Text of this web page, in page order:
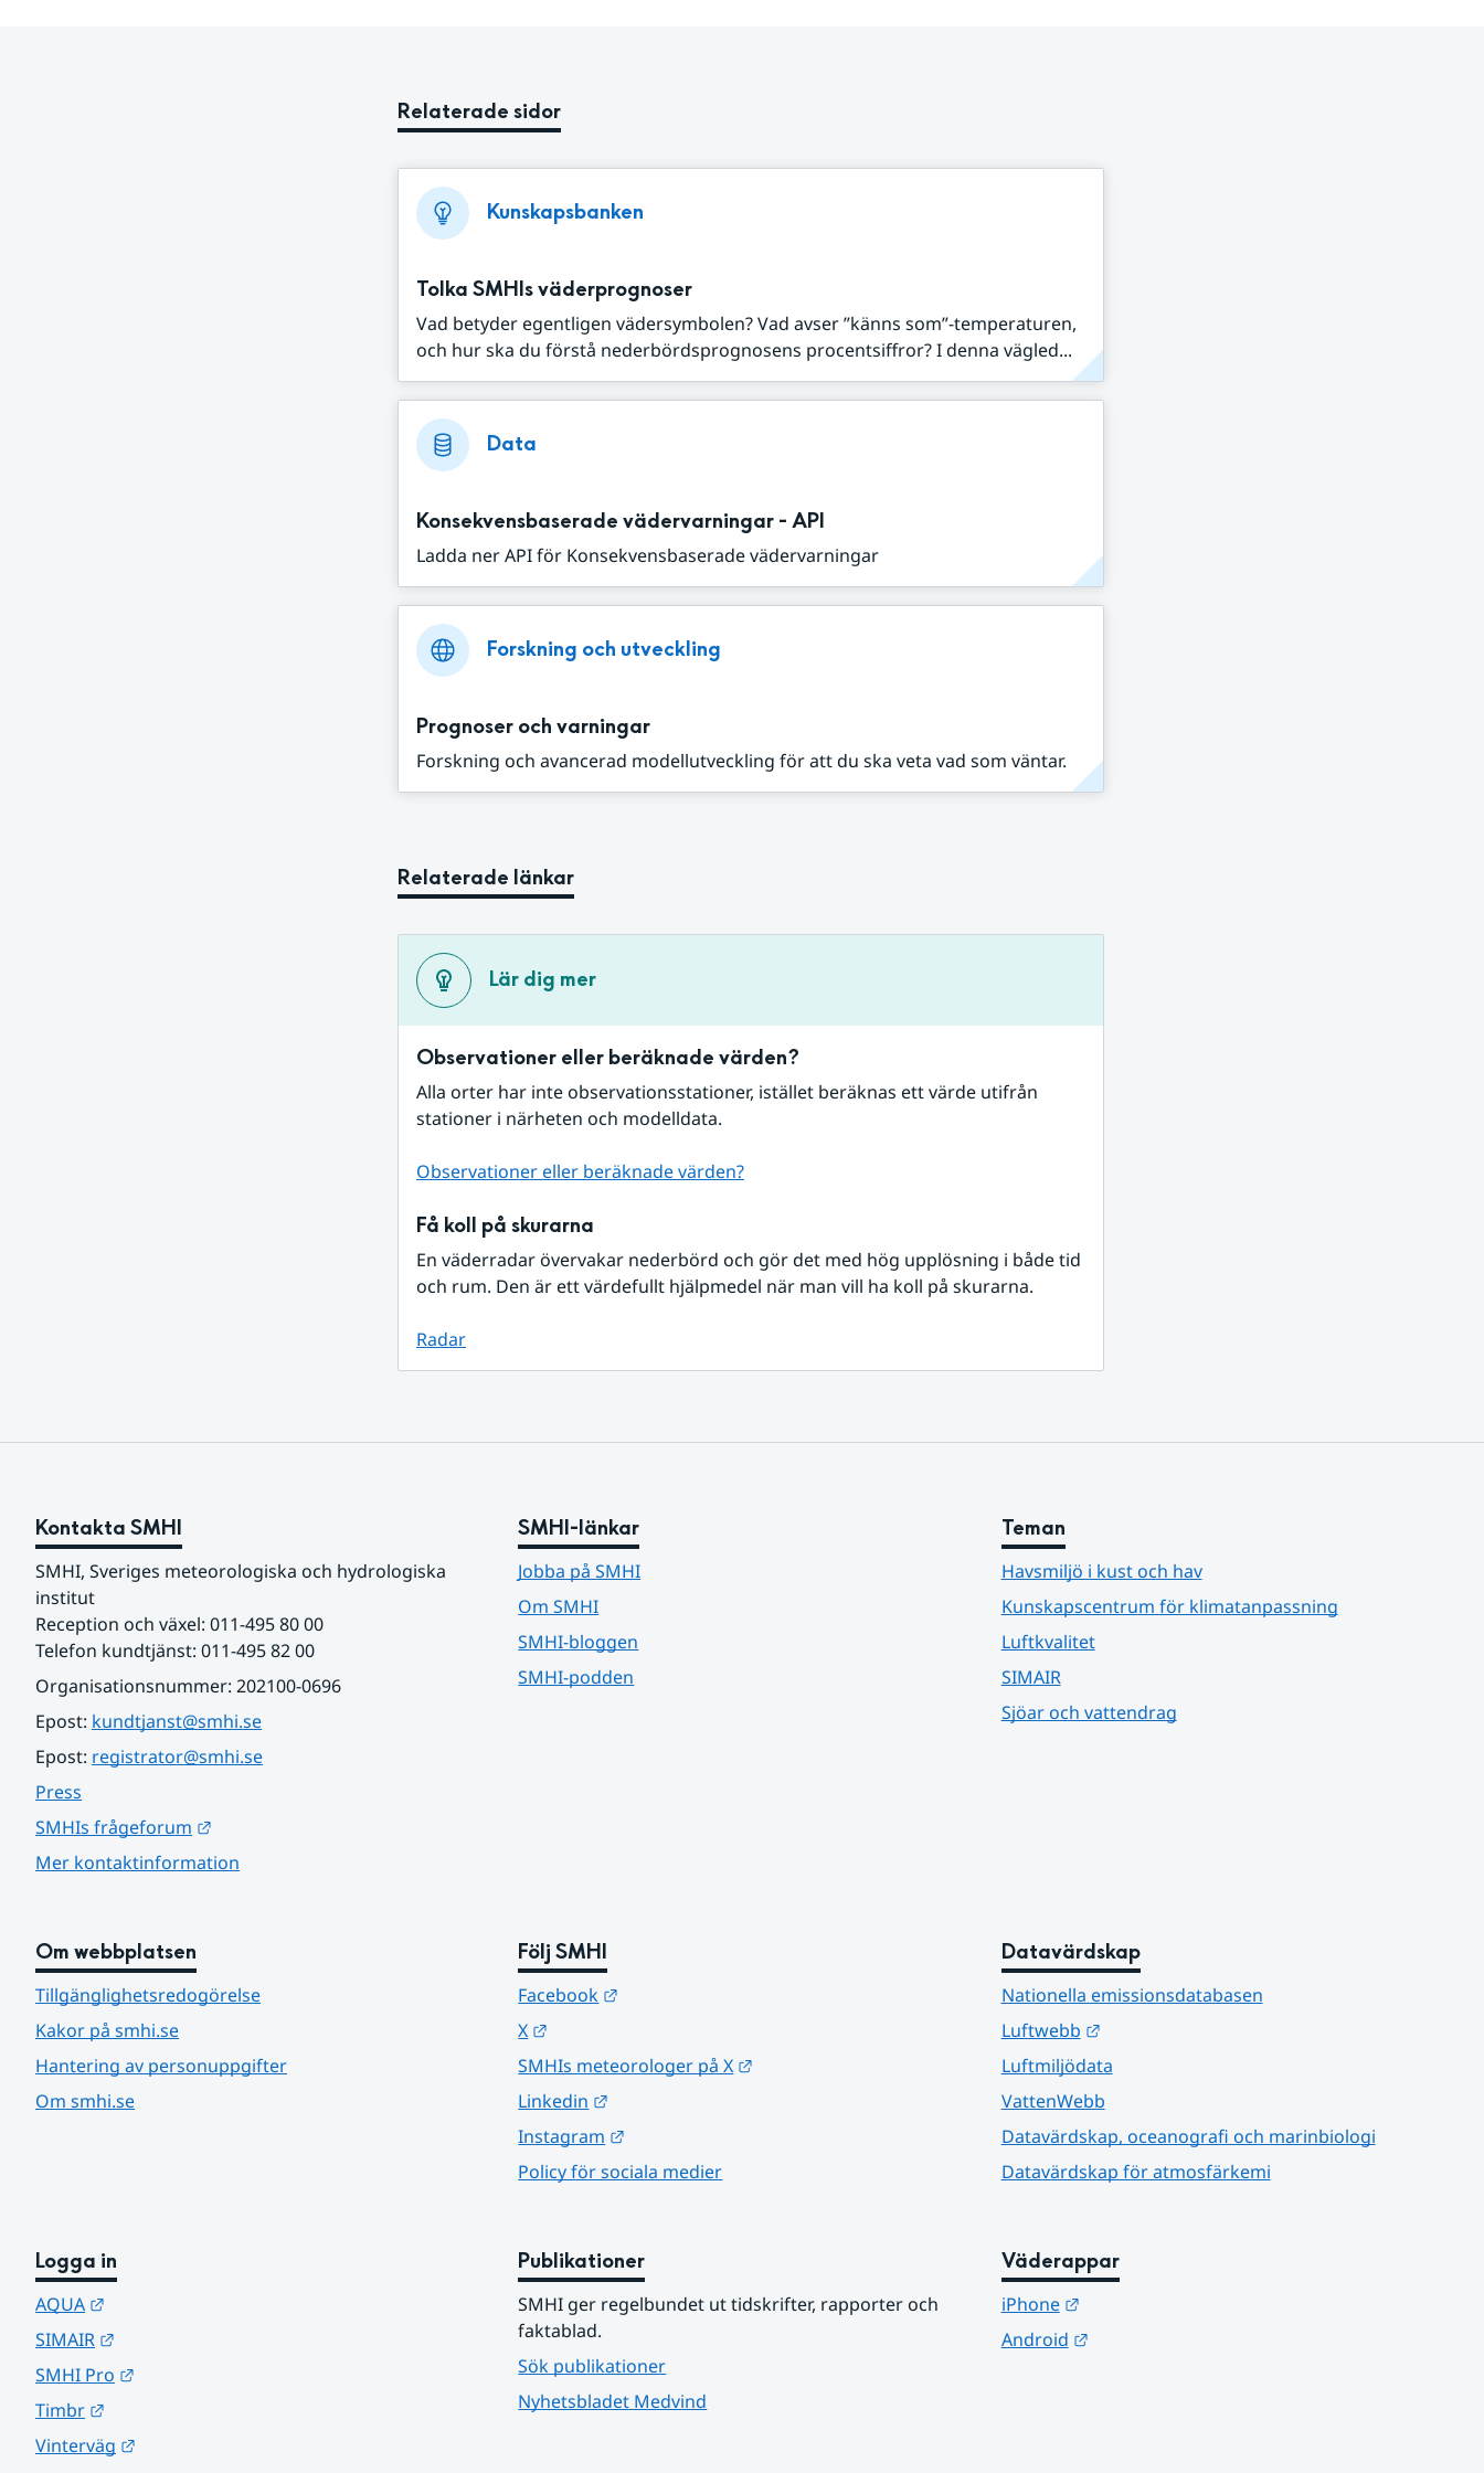
Relaterade sidor
Kunskapsbanken
Tolka SMHIs väderprognoser
Vad betyder egentligen vädersymbolen? Vad avser ”känns som”-temperaturen,
och hur ska du förstå nederbördsprognosens procentsiffror? I denna vägled...
Data
Konsekvensbaserade vädervarningar - API
Ladda ner API för Konsekvensbaserade vädervarningar
Forskning och utveckling
Prognoser och varningar
Forskning och avancerad modellutveckling för att du ska veta vad som väntar.
Relaterade länkar
Lär dig mer
Observationer eller beräknade värden?
Alla orter har inte observationsstationer, istället beräknas ett värde utifrån
stationer i närheten och modelldata.
Observationer eller beräknade värden?
Få koll på skurarna
En väderradar övervakar nederbörd och gör det med hög upplösning i både tid
och rum. Den är ett värdefullt hjälpmedel när man vill ha koll på skurarna.
Radar
Kontakta SMHI
SMHI, Sveriges meteorologiska och hydrologiska
institut
Reception och växel: 011-495 80 00
Telefon kundtjänst: 011-495 82 00
Organisationsnummer: 202100-0696
Epost: kundtjanst@smhi.se
Epost: registrator@smhi.se
Press
SMHIs frågeforum
Mer kontaktinformation
SMHI-länkar
Jobba på SMHI
Om SMHI
SMHI-bloggen
SMHI-podden
Teman
Havsmiljö i kust och hav
Kunskapscentrum för klimatanpassning
Luftkvalitet
SIMAIR
Sjöar och vattendrag
Om webbplatsen
Tillgänglighetsredogörelse
Kakor på smhi.se
Hantering av personuppgifter
Om smhi.se
Följ SMHI
Facebook
X
SMHIs meteorologer på X
Linkedin
Instagram
Policy för sociala medier
Datavärdskap
Nationella emissionsdatabasen
Luftwebb
Länk till annan webbplats.
Luftmiljödata
VattenWebb
Datavärdskap, oceanografi och marinbiologi
Datavärdskap för atmosfärkemi
Logga in
AQUA
SIMAIR
SMHI Pro
Timbr
Vinterväg
Publikationer
SMHI ger regelbundet ut tidskrifter, rapporter och
faktablad.
Sök publikationer
Nyhetsbladet Medvind
Väderappar
iPhone
Länk till annan webbplats.
Android
Länk till annan webbplats.